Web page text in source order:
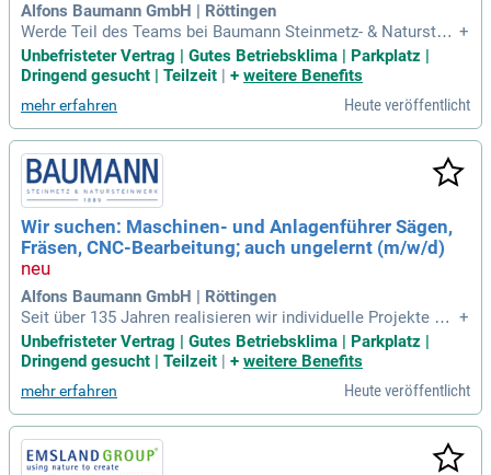
Alfons Baumann GmbH | Röttingen
Werde Teil des Teams bei Baumann Steinmetz- & Naturstein
werk in Röttingen als CNC-Fräser (m/w/d)! Wir bieten spann
ende Projekte an hochmodernen Maschinen in Vollzeit oder
Teilzeit, ab sofort und unbefristet. Unser Familienunternehm
en steht seit 1889 für handwerkliche Präzision und höchste
Qualität mit einer Leidenschaft für Naturstein. Wir realisiere
n individuelle Projekte, bei denen jedes Detail zählt und von
Menschen mit Enthusiasmus und Verantwortung bearbeitet
wird. Wenn du ein kreatives Umfeld suchst, in dem deine Ide
en geschätzt werden, bist du bei uns genau richtig. Lass uns
gemeinsam einzigartige Werke schaffen und dein Können u
nter Beweis stellen!
+
Unbefristeter Vertrag | Gutes Betriebsklima | Parkplatz |
Dringend gesucht | Teilzeit | + weitere Benefits
mehr erfahren Heute veröffentlicht
Wir suchen: Maschinen- und Anlagenführer Sägen,
Fräsen, CNC-Bearbeitung; auch ungelernt (m/w/d)
Alfons Baumann GmbH | Röttingen
Seit über 135 Jahren realisieren wir individuelle Projekte mit
handwerklicher Präzision und höchster Qualität. Unser Tea
m arbeitet leidenschaftlich an einzigartigen Werken, von Fas
dem Ideen zählen, dann bist du hier richtig. Wir bieten mode
rne Maschinen, attraktive Vergütung und ein familiäres Betri
ebsklima. Voraussetzungen sind eine Ausbildung in CNC-M
aschinenbearbeitung und Teamfähigkeit. Bewirb dich jetzt o
+
Unbefristeter Vertrag | Gutes Betriebsklima | Parkplatz |
Dringend gesucht | Teilzeit
+ weitere Benefits
mehr erfahren Heute veröffentlicht